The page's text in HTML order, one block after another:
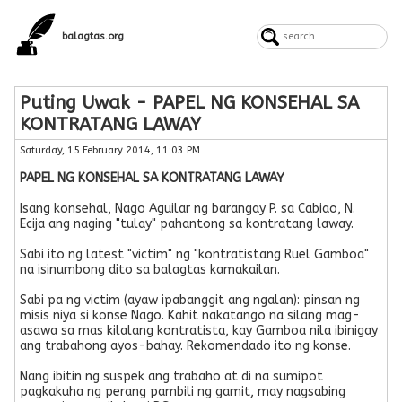
balagtas.org
Puting Uwak - PAPEL NG KONSEHAL SA
KONTRATANG LAWAY
Saturday, 15 February 2014, 11:03 PM
PAPEL NG KONSEHAL SA KONTRATANG LAWAY
Isang konsehal, Nago Aguilar ng barangay P. sa Cabiao, N.
Ecija ang naging "tulay" pahantong sa kontratang laway.
Sabi ito ng latest "victim" ng "kontratistang Ruel Gamboa"
na isinumbong dito sa balagtas kamakailan.
Sabi pa ng victim (ayaw ipabanggit ang ngalan): pinsan ng
misis niya si konse Nago. Kahit nakatango na silang mag-
asawa sa mas kilalang kontratista, kay Gamboa nila ibinigay
ang trabahong ayos-bahay. Rekomendado ito ng konse.
Nang ibitin ng suspek ang trabaho at di na sumipot
pagkakuha ng perang pambili ng gamit, may nagsabing